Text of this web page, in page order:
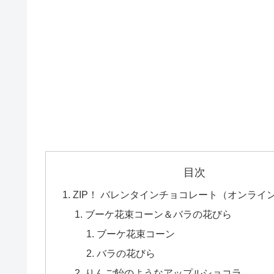
目次
ZIP！ バレンタインチョコレート（オンライ
ブーケ花束コーン＆バラの花びら
ブーケ花束コーン
バラの花びら